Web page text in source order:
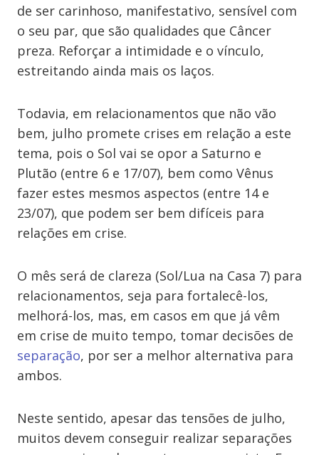
de ser carinhoso, manifestativo, sensível com
o seu par, que são qualidades que Câncer
preza. Reforçar a intimidade e o vínculo,
estreitando ainda mais os laços.
Todavia, em relacionamentos que não vão
bem, julho promete crises em relação a este
tema, pois o Sol vai se opor a Saturno e
Plutão (entre 6 e 17/07), bem como Vênus
fazer estes mesmos aspectos (entre 14 e
23/07), que podem ser bem difíceis para
relações em crise.
O mês será de clareza (Sol/Lua na Casa 7) para
relacionamentos, seja para fortalecê-los,
melhorá-los, mas, em casos em que já vêm
em crise de muito tempo, tomar decisões de
separação, por ser a melhor alternativa para
ambos.
Neste sentido, apesar das tensões de julho,
muitos devem conseguir realizar separações